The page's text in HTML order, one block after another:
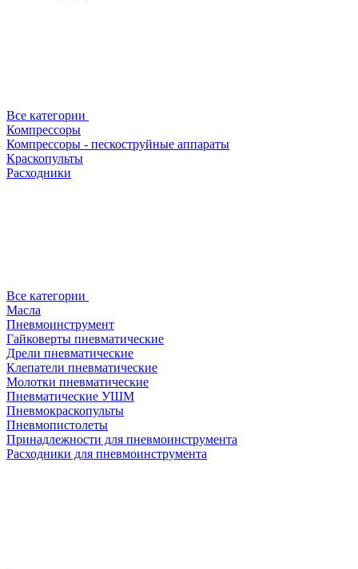
Все категории
Компрессоры
Компрессоры - пескоструйные аппараты
Краскопульты
Расходники
Все категории
Масла
Пневмоинструмент
Гайковерты пневматические
Дрели пневматические
Клепатели пневматические
Молотки пневматические
Пневматические УШМ
Пневмокраскопульты
Пневмопистолеты
Принадлежности для пневмоинструмента
Расходники для пневмоинструмента